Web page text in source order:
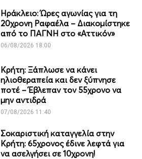
Ηράκλειο: Ώρες αγωνίας για τη
20χρονη Ραφαέλα – Διακομίστηκε
από το ΠΑΓΝΗ στο «Αττικόν»
06/08/2026 18:00
Κρήτη: Ξάπλωσε να κάνει
ηλιοθεραπεία και δεν ξύπνησε
ποτέ – Έβλεπαν τον 55χρονο να
μην αντιδρά
07/08/2026 11:40
Σοκαριστική καταγγελία στην
Κρήτη: 65χρονος έδινε λεφτά για
να ασελγήσει σε 10χρονη!